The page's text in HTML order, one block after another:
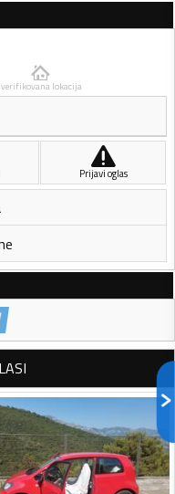
verifikovana lokacija
Prijavi oglas